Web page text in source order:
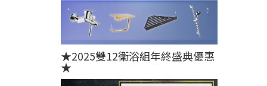
★2025雙12衛浴組年終盛典優惠
★